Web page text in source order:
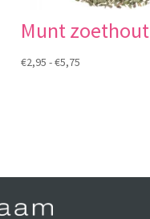
Munt zoethout
€2,95 -€5,75